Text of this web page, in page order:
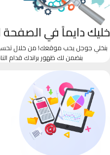
خليك دايماً في الصفحة
بنضمن لك ظهور براندك قدام